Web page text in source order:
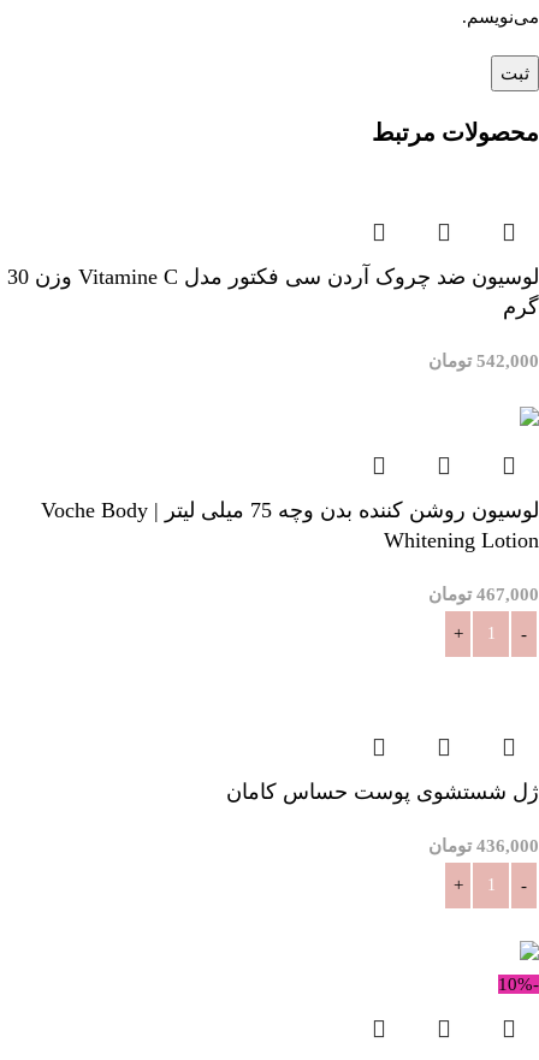
می‌نویسم.
محصولات مرتبط
لوسیون ضد چروک آردن سی فکتور مدل Vitamine C وزن 30
گرم
542,000 تومان
لوسیون روشن کننده بدن وچه 75 میلی لیتر | Voche Body
Whitening Lotion
467,000 تومان
ژل شستشوی پوست حساس کامان
436,000 تومان
-10%